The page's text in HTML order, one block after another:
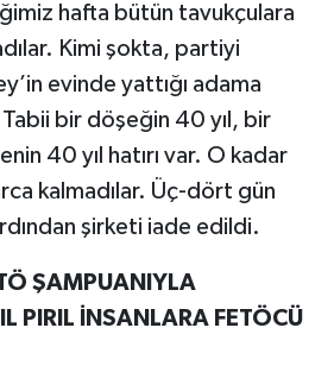
hafta bütün tavukçulara
Kimi şokta, partiyi
evinde yattığı adama
Tabii bir döşeğin 40 yıl, bir
40 yıl hatırı var. O kadar
kalmadılar. Üç-dört gün
şirketi iade edildi.
ŞAMPUANIYLA
PIRIL İNSANLARA FETÖCÜ